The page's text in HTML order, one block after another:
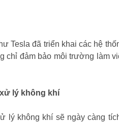
Tesla đã triển khai các hệ
chỉ đảm bảo môi trường làm
lý không khí
lý không khí sẽ ngày càng